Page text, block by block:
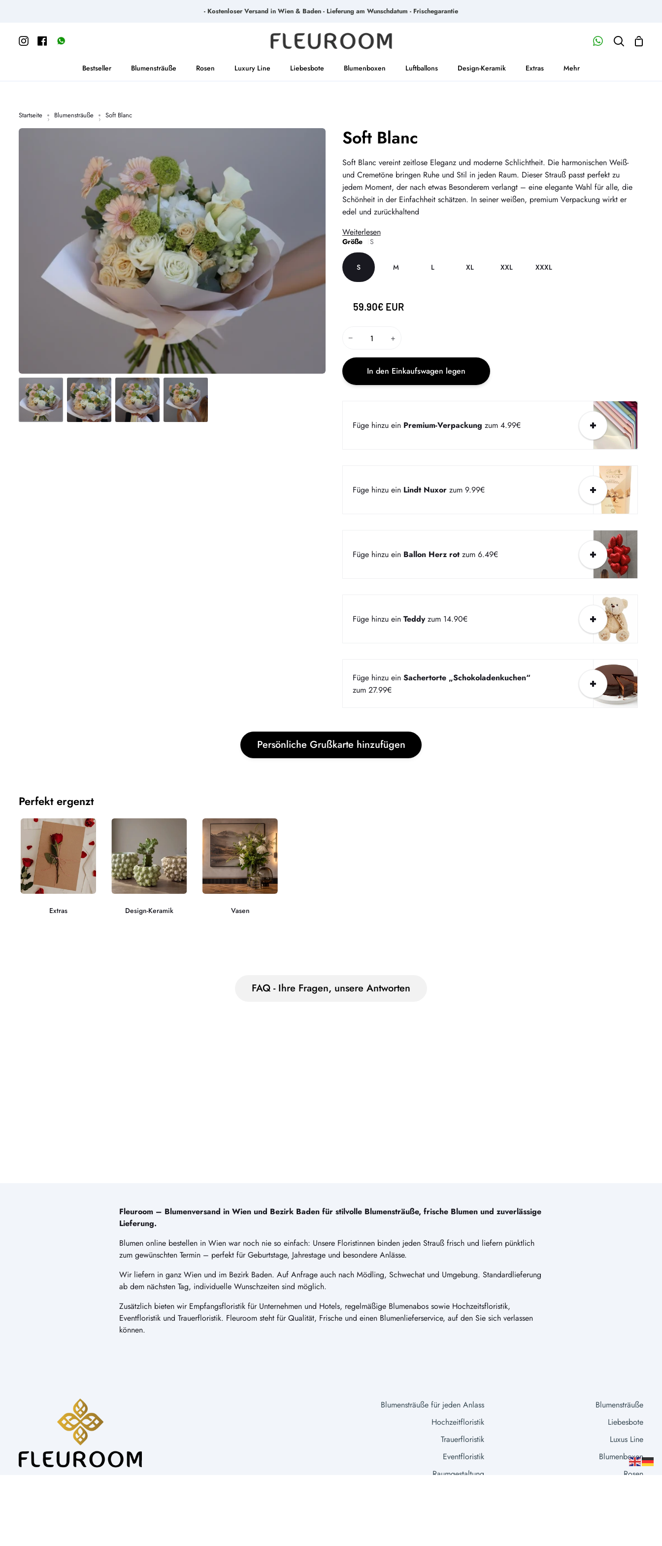
- Kostenloser Versand in Wien & Baden - Lieferung am Wunschdatum - Frischegarantie
InstagramFacebookhttps://wa.me/message/65S6SGWSKU3YK1
Mein
Suchen
Bestseller Blumensträuße Rosen Luxury Line Liebesbote Blumenboxen Luftballons Design-Keramik Extras Mehr
Startseite › Blumensträuße › Soft Blanc
Soft Blanc
Soft Blanc vereint zeitlose Eleganz und moderne Schlichtheit. Die harmonischen Weiß-
und Cremetöne bringen Ruhe und Stil in jeden Raum. Dieser Strauß passt perfekt zu
jedem Moment, der nach etwas Besonderem verlangt – eine elegante Wahl für alle, die
Schönheit in der Einfachheit schätzen. In seiner weißen, premium Verpackung wirkt er
edel und zurückhaltend
Weiterlesen
Größe S
S M L XL XXL XXXL
59.90€ EUR
− +
In den Einkaufswagen legen
Füge hinzu ein Premium-Verpackung zum 4.99€
Füge hinzu ein Lindt Nuxor zum 9.99€
Füge hinzu ein Ballon Herz rot zum 6.49€
Füge hinzu ein Teddy zum 14.90€
Füge hinzu ein Sachertorte „Schokoladenkuchen“
zum 27.99€
Persönliche Grußkarte hinzufügen
Perfekt ergenzt
Extras Design-Keramik Vasen
FAQ - Ihre Fragen, unsere Antworten
Fleuroom – Blumenversand in Wien und Bezirk Baden für stilvolle Blumensträuße, frische Blumen und zuverlässige
Lieferung.
Blumen online bestellen in Wien war noch nie so einfach: Unsere Floristinnen binden jeden Strauß frisch und liefern pünktlich
zum gewünschten Termin – perfekt für Geburtstage, Jahrestage und besondere Anlässe.
Wir liefern in ganz Wien und im Bezirk Baden. Auf Anfrage auch nach Mödling, Schwechat und Umgebung. Standardlieferung
ab dem nächsten Tag, individuelle Wunschzeiten sind möglich.
Zusätzlich bieten wir Empfangsfloristik für Unternehmen und Hotels, regelmäßige Blumenabos sowie Hochzeitsfloristik,
Eventfloristik und Trauerfloristik. Fleuroom steht für Qualität, Frische und einen Blumenlieferservice, auf den Sie sich verlassen
können.
Blumensträuße für jeden Anlass
Hochzeitfloristik
Trauerfloristik
Eventfloristik
Raumgestaltung
Blumensträuße
Liebesbote
Luxus Line
Blumenboxen
Rosen